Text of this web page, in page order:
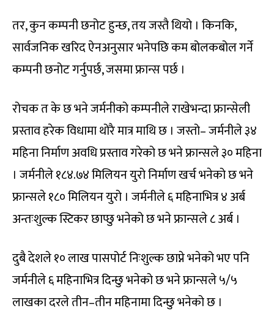
तर, कुन कम्पनी छनोट हुन्छ, तय जस्तै थियो । किनकि,
सार्वजनिक खरिद ऐनअनुसार भनेपछि कम बोलकबोल गर्ने
कम्पनी छनोट गर्नुपर्छ, जसमा फ्रान्स पर्छ ।
रोचक त के छ भने जर्मनीको कम्पनीले राखेभन्दा फ्रान्सेली
प्रस्ताव हरेक विधामा थोरै मात्र माथि छ । जस्तो– जर्मनीले ३४
महिना निर्माण अवधि प्रस्ताव गरेको छ भने फ्रान्सले ३० महिना
। जर्मनीले १८४.७४ मिलियन युरो निर्माण खर्च भनेको छ भने
फ्रान्सले १८० मिलियन युरो । जर्मनीले ६ महिनाभित्र ४ अर्ब
अन्तःशुल्क स्टिकर छाप्छु भनेको छ भने फ्रान्सले ८ अर्ब ।
दुबै देशले १० लाख पासपोर्ट निःशुल्क छाप्ने भनेको भए पनि
जर्मनीले ६ महिनाभित्र दिन्छु भनेको छ भने फ्रान्सले ५/५
लाखका दरले तीन–तीन महिनामा दिन्छु भनेको छ ।